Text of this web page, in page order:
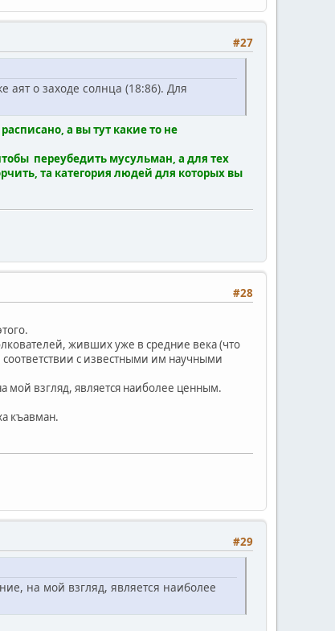
#27
аят о заходе солнца (18:86). Для
а вы тут какие то не
переубедить мусульман, а для тех
та категория людей для которых вы
#28
живших уже в средние века (что
с известными им научными
мой взгляд, является наиболее ценным.
къавман.
#29
на мой взгляд, является наиболее